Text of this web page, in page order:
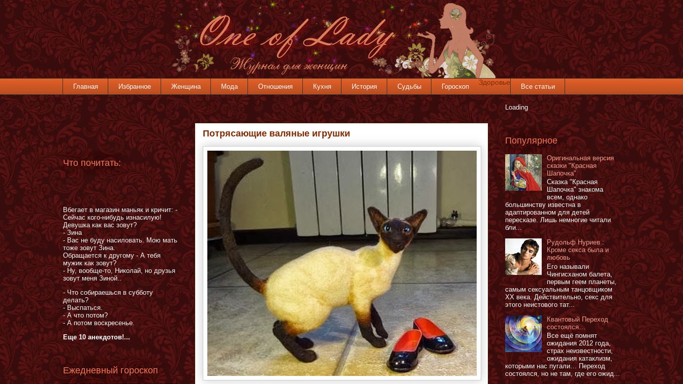
Главная Избранное Женщина Мода Отношения Кухня История Судьбы Гороскоп
Здоровье
Все статьи
Потрясающие валяные игрушки
Что почитать:
Вбегает в магазин маньяк и кричит: -
Сейчас кого-нибудь изнасилую!
Девушка как вас зовут?
- Зина
- Вас не буду насиловать. Мою мать
тоже зовут Зина.
Обращается к другому - А тебя
мужик как зовут?
- Ну, вообще-то, Николай, но друзья
зовут меня Зиной..
- Что собираешься в субботу
делать?
- Выспаться.
- А что потом?
- А потом воскресенье.
Еще 10 анекдотов!...
Ежедневный гороскоп
Loading
Популярное
Оригинальная версия
сказки "Красная
Шапочка"
Сказка "Красная
Шапочка" знакома
всем, однако
большинству известна в
адаптированном для детей
пересказе. Лишь немногие читали
бли...
Рудольф Нуриев :
Кроме секса была и
любовь
Его называли
Чингисханом балета,
первым геем планеты,
самым сексуальным танцовщиком
XX века. Действительно, секс для
этого неистового тат...
Квантовый Переход
состоялся…
Все ещё помнят
ожидания 2012 года,
страх неизвестности,
ожидания катаклизм,
которыми нас пугали… Переход
состоялся, но не там, где его ожид...